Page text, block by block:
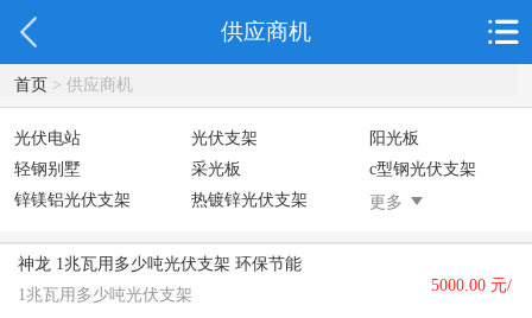
供应商机
首页> 供应商机
光伏电站 光伏支架
阳光板
轻钢别墅
采光板
c型钢光伏支架
锌镁铝光伏支架
热镀锌光伏支架 更多
神龙 1兆瓦用多少吨光伏支架 环保节能
1兆瓦用多少吨光伏支架
5000.00 元/